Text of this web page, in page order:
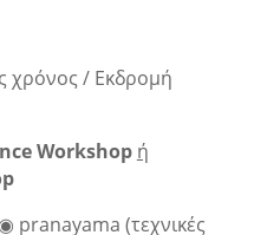
χρόνος / Εκδρομή
Workshop ή
◉ pranayama (τεχνικές